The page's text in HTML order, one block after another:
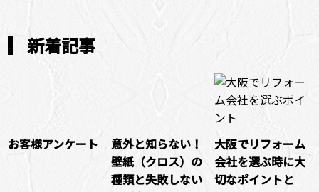
新着記事
お客様アンケート
意外と知らない！
壁紙（クロス）の
種類と失敗しない
大阪でリフォーム
会社を選ぶ時に大
切なポイントと